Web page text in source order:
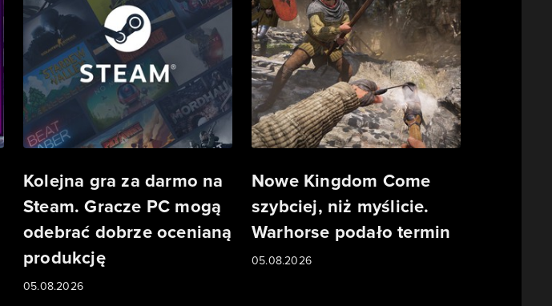
Kolejna gra za darmo na
Steam. Gracze PC mogą
odebrać dobrze ocenianą
produkcję
05.08.2026
Nowe Kingdom Come
szybciej, niż myślicie.
Warhorse podało termin
05.08.2026